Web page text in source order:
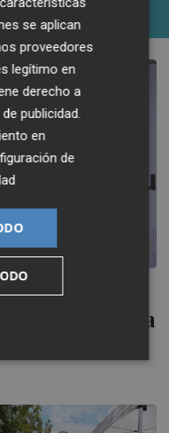
del
a Onda
para
se aplican
proveedores
legítimo en
derecho a
publicidad.
en
de